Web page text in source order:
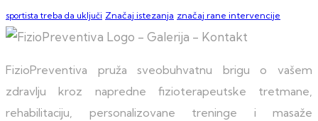
sportista treba da uključi Značaj istezanja značaj rane intervencije
FizioPreventiva pruža sveobuhvatnu brigu o vašem
zdravlju kroz napredne fizioterapeutske tretmane,
rehabilitaciju, personalizovane treninge i masaže